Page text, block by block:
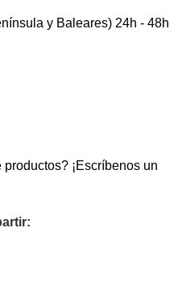
y Baleares) 24h - 48h
productos? ¡Escríbenos un